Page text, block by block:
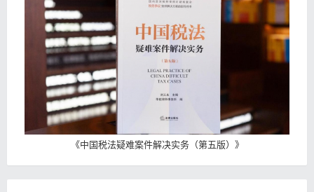
《中国税法疑难案件解决实务（第五版） 》